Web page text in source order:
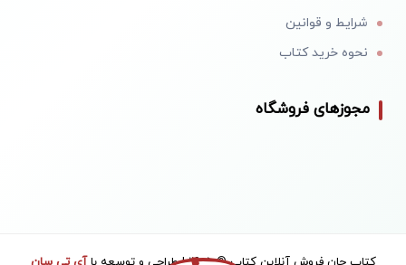
شرایط و قوانین
نحوه خرید کتاب
مجوزهای فروشگاه